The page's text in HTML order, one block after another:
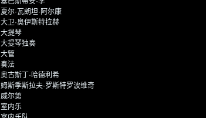
夏尔·瓦朗坦·阿尔康
大卫·奥伊斯特拉赫
大提琴
大提琴独奏
大管
奏法
奥古斯丁·哈德利希
姆斯季斯拉夫·罗斯特罗波维奇
威尔第
室内乐